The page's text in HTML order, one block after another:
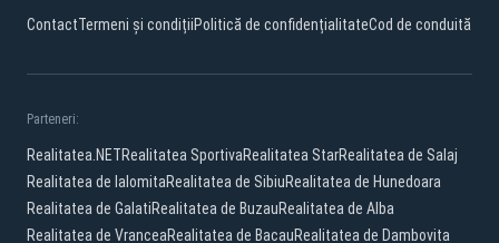
ContactTermeni și condițiiPolitică de confidențialitateCod de conduită
Parteneri:
Realitatea.NETRealitatea SportivaRealitatea StarRealitatea de Salaj
Realitatea de IalomitaRealitatea de SibiuRealitatea de Hunedoara
Realitatea de GalatiRealitatea de BuzauRealitatea de Alba
Realitatea de VranceaRealitatea de BacauRealitatea de Dambovita